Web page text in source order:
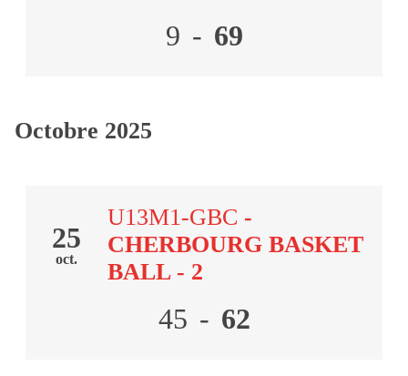
9 - 69
Octobre 2025
25
oct.
U13M1-GBC -
CHERBOURG BASKET
BALL - 2
45 - 62